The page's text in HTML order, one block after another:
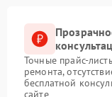
Точные прайс-
ремонта,
бесплатной
сайте